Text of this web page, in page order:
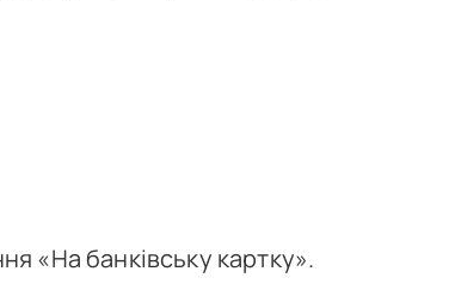
«На банківську картку».